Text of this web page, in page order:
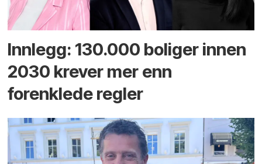
Innlegg: 130.000 boliger innen
2030 krever mer enn
forenklede regler